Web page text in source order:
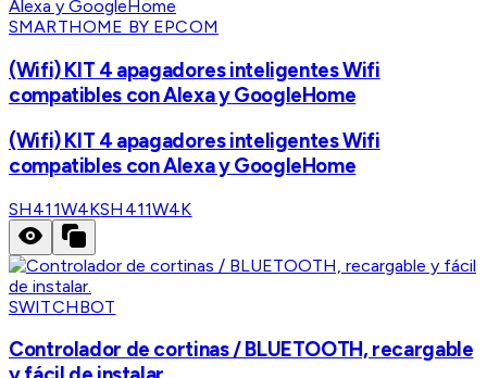
SMARTHOME BY EPCOM
(Wifi) KIT 4 apagadores inteligentes Wifi
compatibles con Alexa y GoogleHome
(Wifi) KIT 4 apagadores inteligentes Wifi
compatibles con Alexa y GoogleHome
SH411W4KSH411W4K
SWITCHBOT
Controlador de cortinas / BLUETOOTH, recargable